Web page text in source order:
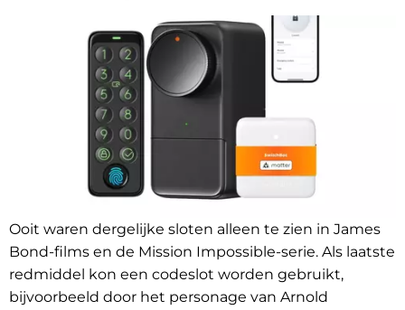
Ooit waren dergelijke sloten alleen te zien in James
Bond-films en de Mission Impossible-serie. Als laatste
redmiddel kon een codeslot worden gebruikt,
bijvoorbeeld door het personage van Arnold